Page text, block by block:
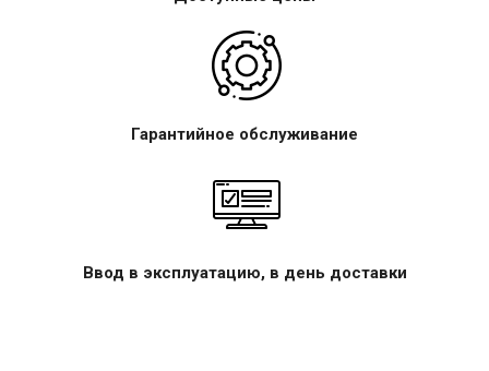
Гарантийное обслуживание
Ввод в эксплуатацию, в день доставки